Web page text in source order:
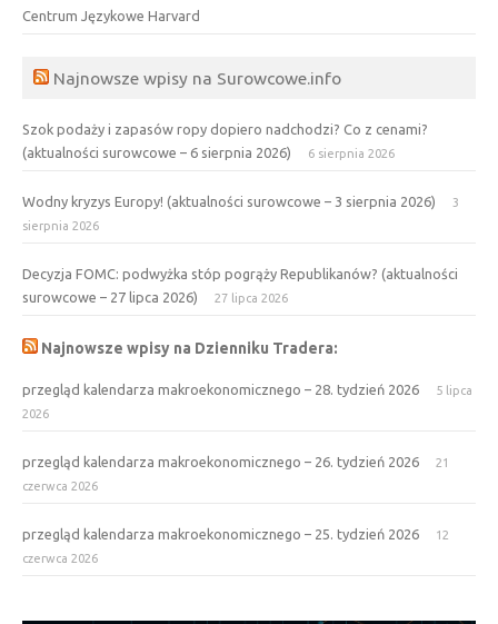
Centrum Językowe Harvard
Najnowsze wpisy na Surowcowe.info
Szok podaży i zapasów ropy dopiero nadchodzi? Co z cenami?
(aktualności surowcowe – 6 sierpnia 2026)
6 sierpnia 2026
Wodny kryzys Europy! (aktualności surowcowe – 3 sierpnia 2026)
3
sierpnia 2026
Decyzja FOMC: podwyżka stóp pogrąży Republikanów? (aktualności
surowcowe – 27 lipca 2026)
27 lipca 2026
Najnowsze wpisy na Dzienniku Tradera:
przegląd kalendarza makroekonomicznego – 28. tydzień 2026
5 lipca
2026
przegląd kalendarza makroekonomicznego – 26. tydzień 2026
21
czerwca 2026
przegląd kalendarza makroekonomicznego – 25. tydzień 2026
12
czerwca 2026